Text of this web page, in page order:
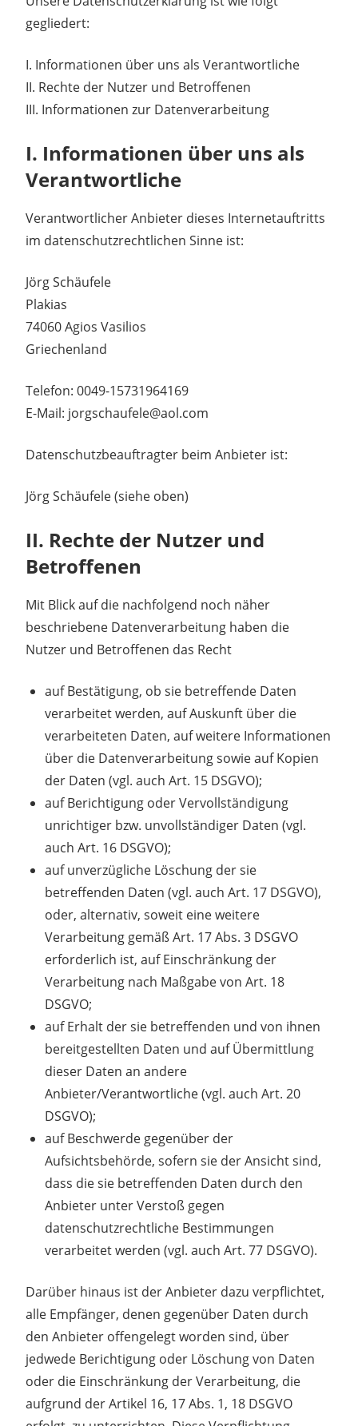
gegliedert:
I. Informationen über uns als Verantwortliche
II. Rechte der Nutzer und Betroffenen
III. Informationen zur Datenverarbeitung
I. Informationen über uns als
Verantwortliche
Verantwortlicher Anbieter dieses Internetauftritts
im datenschutzrechtlichen Sinne ist:
Jörg Schäufele
Plakias
74060 Agios Vasilios
Griechenland
Telefon: 0049-15731964169
E-Mail: jorgschaufele@aol.com
Datenschutzbeauftragter beim Anbieter ist:
Jörg Schäufele (siehe oben)
II. Rechte der Nutzer und
Betroffenen
Mit Blick auf die nachfolgend noch näher
beschriebene Datenverarbeitung haben die
Nutzer und Betroffenen das Recht
auf Bestätigung, ob sie betreffende Daten
verarbeitet werden, auf Auskunft über die
verarbeiteten Daten, auf weitere Informationen
über die Datenverarbeitung sowie auf Kopien
der Daten (vgl. auch Art. 15 DSGVO);
auf Berichtigung oder Vervollständigung
unrichtiger bzw. unvollständiger Daten (vgl.
auch Art. 16 DSGVO);
auf unverzügliche Löschung der sie
betreffenden Daten (vgl. auch Art. 17 DSGVO),
oder, alternativ, soweit eine weitere
Verarbeitung gemäß Art. 17 Abs. 3 DSGVO
erforderlich ist, auf Einschränkung der
Verarbeitung nach Maßgabe von Art. 18
DSGVO;
auf Erhalt der sie betreffenden und von ihnen
bereitgestellten Daten und auf Übermittlung
dieser Daten an andere
Anbieter/Verantwortliche (vgl. auch Art. 20
DSGVO);
auf Beschwerde gegenüber der
Aufsichtsbehörde, sofern sie der Ansicht sind,
dass die sie betreffenden Daten durch den
Anbieter unter Verstoß gegen
datenschutzrechtliche Bestimmungen
verarbeitet werden (vgl. auch Art. 77 DSGVO).
Darüber hinaus ist der Anbieter dazu verpflichtet,
alle Empfänger, denen gegenüber Daten durch
den Anbieter offengelegt worden sind, über
jedwede Berichtigung oder Löschung von Daten
oder die Einschränkung der Verarbeitung, die
aufgrund der Artikel 16, 17 Abs. 1, 18 DSGVO